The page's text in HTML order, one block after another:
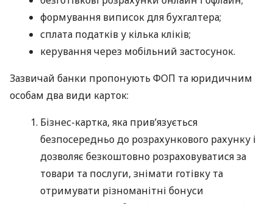
формування виписок для бухгалтера;
сплата податків у кілька кліків;
керування через мобільний застосунок.
Зазвичай банки пропонують ФОП та юридичним
особам два види карток:
Бізнес-картка, яка прив’язується
безпосередньо до розрахункового рахунку і
дозволяє безкоштовно розраховуватися за
товари та послуги, знімати готівку та
отримувати різноманітні бонуси